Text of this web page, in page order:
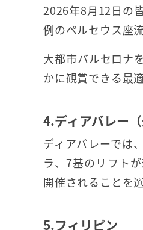
2026年8月12日の
例のペルセウス座
大都市バルセロナ
かに観賞できる最
4.ディアバレー（
ディアバレーでは
ラ、7基のリフト
開催されることを
5.フィリピン